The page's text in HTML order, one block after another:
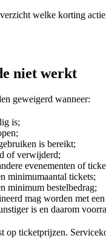
welke korting
niet werkt
geweigerd wanneer:
is;
is bereikt;
of verwijderd;
evenementen of
minimumaantal tickets;
minimum bestelbedrag;
mag worden met
is en daarom
op ticketprijzen.